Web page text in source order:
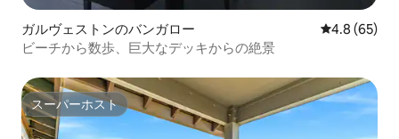
ガルヴェストンのバンガロー レビュー65
4.8 (65)
ビーチから数歩、巨大なデッキからの絶景
スーパーホスト
スーパーホスト